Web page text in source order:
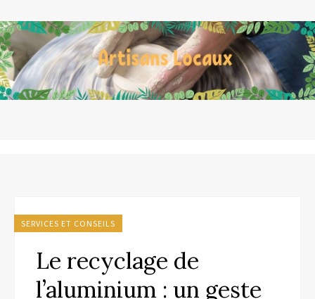
SERVICES ET CONSEILS
Le recyclage de
l’aluminium : un geste